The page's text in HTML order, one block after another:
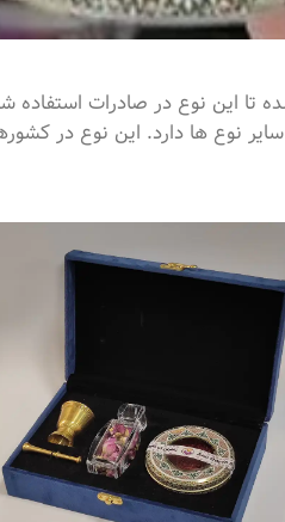
این نوع در صادرات
ها دارد. این نوع در